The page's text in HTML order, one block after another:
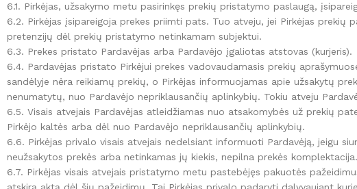
6.1. Pirkėjas, užsakymo metu pasirinkęs prekių pristatymo paslaugą,
6.2. Pirkėjas įsipareigoja prekes priimti pats. Tuo atveju, jei Pirkėjas
pretenzijų dėl prekių pristatymo netinkamam subjektui.
6.3. Prekes pristato Pardavėjas arba Pardavėjo įgaliotas atstovas (kurjeris).
6.4. Pardavėjas pristato Pirkėjui prekes vadovaudamasis prekių
sandėlyje nėra reikiamų prekių, o Pirkėjas informuojamas apie užsakytų
nenumatytų, nuo Pardavėjo nepriklausančių aplinkybių. Tokiu atveju
6.5. Visais atvejais Pardavėjas atleidžiamas nuo atsakomybės už prekių
Pirkėjo kaltės arba dėl nuo Pardavėjo nepriklausančių aplinkybių.
6.6. Pirkėjas privalo visais atvejais nedelsiant informuoti Pardavėją, jeigu
neužsakytos prekės arba netinkamas jų kiekis, nepilna prekės komplektacija.
6.7. Pirkėjas visais atvejais pristatymo metu pastebėjęs pakuotės